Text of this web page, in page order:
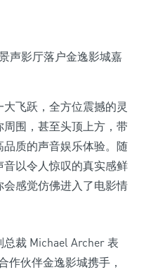
飞跃，全方位震撼的灵
围，甚至头顶上方，带
质的声音娱乐体验。随
以令人惊叹的真实感鲜
感觉仿佛进入了电影情
裁 Michael Archer 表
作伙伴金逸影城携手，